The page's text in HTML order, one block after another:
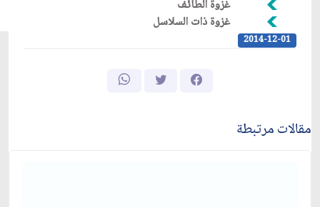
غزوة الطائف
غزوة ذات السلاسل
2014-12-01
مقالات مرتبطة